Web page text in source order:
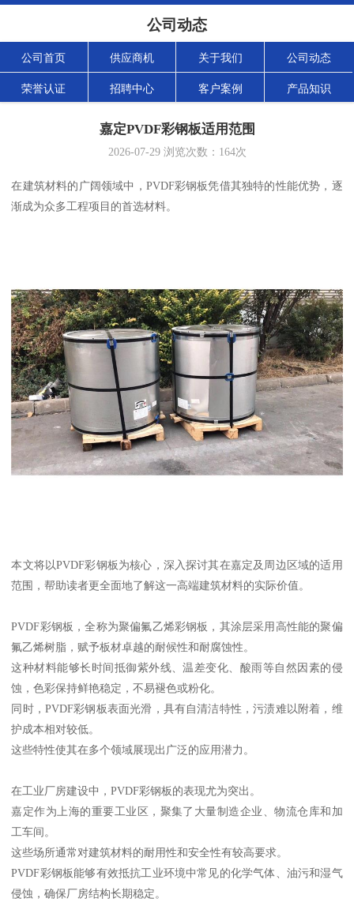
公司动态
公司首页 供应商机 关于我们 公司动态
荣誉认证 招聘中心 客户案例 产品知识
嘉定PVDF彩钢板适用范围
2026-07-29浏览次数： 164次
在建筑材料的广阔领域中，PVDF彩钢板凭借其独特的性能优势，逐
渐成为众多工程项目的首选材料。
本文将以PVDF彩钢板为核心，深入探讨其在嘉定及周边区域的适用
范围，帮助读者更全面地了解这一高端建筑材料的实际价值。
PVDF彩钢板，全称为聚偏氟乙烯彩钢板，其涂层采用高性能的聚偏
氟乙烯树脂，赋予板材卓越的耐候性和耐腐蚀性。
这种材料能够长时间抵御紫外线、温差变化、酸雨等自然因素的侵
蚀，色彩保持鲜艳稳定，不易褪色或粉化。
同时，PVDF彩钢板表面光滑，具有自清洁特性，污渍难以附着，维
护成本相对较低。
这些特性使其在多个领域展现出广泛的应用潜力。
在工业厂房建设中，PVDF彩钢板的表现尤为突出。
嘉定作为上海的重要工业区，聚集了大量制造企业、物流仓库和加
工车间。
这些场所通常对建筑材料的耐用性和安全性有较高要求。
PVDF彩钢板能够有效抵抗工业环境中常见的化学气体、油污和湿气
侵蚀，确保厂房结构长期稳定。